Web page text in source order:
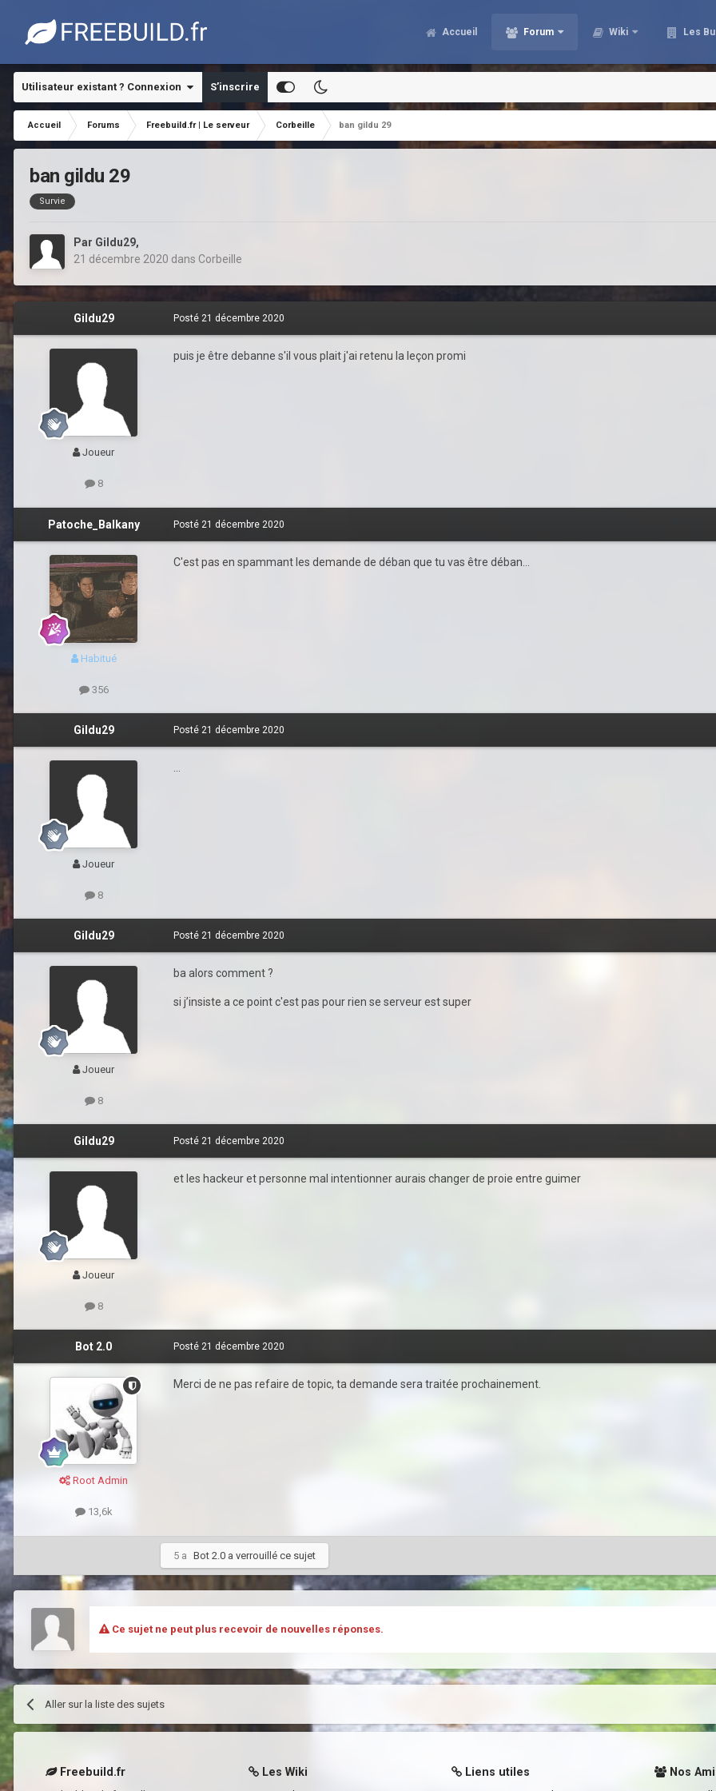
Accueil Forum Wiki Les
Utilisateur existant ? Connexion S’inscrire
Accueil Forums Freebuild.fr | Le serveur Corbeille ban gildu 29
ban gildu 29
Survie
Par Gildu29,
21 décembre 2020 dans Corbeille
Gildu29
Joueur
8
Posté 21 décembre 2020
puis je être debanne s'il vous plait j'ai retenu la leçon promi
Patoche_Balkany
Habitué
356
Posté 21 décembre 2020
C'est pas en spammant les demande de déban que tu vas être déban...
Gildu29
Joueur
8
Posté 21 décembre 2020
Gildu29
Joueur
8
Posté 21 décembre 2020
ba alors comment ?
si j’insiste a ce point c'est pas pour rien se serveur est super
Gildu29
Joueur
8
Posté 21 décembre 2020
et les hackeur et personne mal intentionner aurais changer de proie entre guimer
Bot 2.0
Root Admin
13,6k
Posté 21 décembre 2020
Merci de ne pas refaire de topic, ta demande sera traitée prochainement.
5 a Bot 2.0 a verrouillé ce sujet
Ce sujet ne peut plus recevoir de nouvelles réponses.
Aller sur la liste des sujets
Freebuild.fr Les Wiki Liens utiles Nos